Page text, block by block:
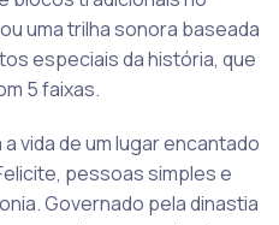
uma trilha sonora baseada
especiais da história, que
5 faixas.
a vida de um lugar encantado
pessoas simples e
Governado pela dinastia